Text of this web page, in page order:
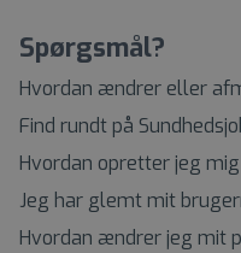
Spørgsmål?
Hvordan ændrer eller
Find rundt på
Hvordan opretter jeg
Jeg har glemt mit
Hvordan ændrer jeg mit